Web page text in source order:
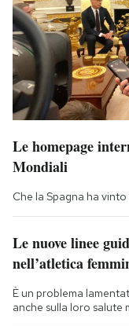
Le homepage
Mondiali
Che la Spagna ha
Le nuove linee
nell’atletica
È un problema
anche sulla loro salute